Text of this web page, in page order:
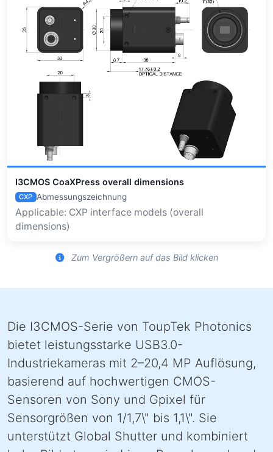
I3CMOS CoaXPress overall dimensions
CXP Abmessungszeichnung
Applicable: CXP interface models (overall
dimensions)
Zum Vergrößern auf das Bild klicken
Die I3CMOS-Serie von ToupTek Photonics
bietet leistungsstarke USB3.0-
Industriekameras mit 2–20,4 MP Auflösung,
basierend auf hochwertigen CMOS-
Sensoren von Sony und Gpixel für
Sensorgrößen von 1/1,7\" bis 1,1\". Sie
unterstützt Global Shutter und kombiniert